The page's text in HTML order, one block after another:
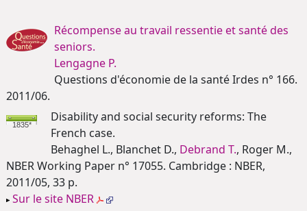
Récompense au travail ressentie et santé des
seniors.
Lengagne P.
Questions d'économie de la santé Irdes n° 166.
2011/06.
1835*
Disability and social security reforms: The
French case.
Behaghel L., Blanchet D., Debrand T., Roger M.,
NBER Working Paper n° 17055. Cambridge : NBER,
2011/05, 33 p.
Sur le site NBER